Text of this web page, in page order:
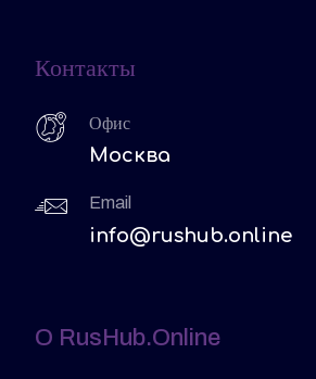
Контакты
Офис
Москва
Email
info@rushub.online
O RusHub.online